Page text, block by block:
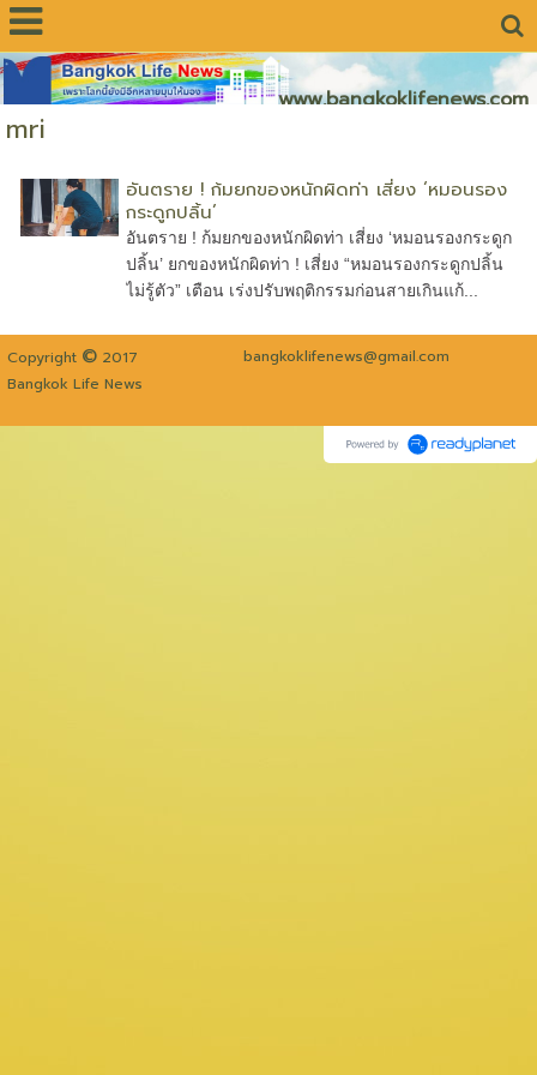
www.bangkoklifenews.com
mri
อันตราย ! ก้มยกของหนักผิดท่า เสี่ยง ‘หมอนรอง
กระดูกปลิ้น’
อันตราย ! ก้มยกของหนักผิดท่า เสี่ยง ‘หมอนรองกระดูก
ปลิ้น’ ยกของหนักผิดท่า ! เสี่ยง “หมอนรองกระดูกปลิ้น
ไม่รู้ตัว” เตือน เร่งปรับพฤติกรรมก่อนสายเกินแก้...
Copyright © 2017
bangkoklifenews@gmail.com
Bangkok Life News